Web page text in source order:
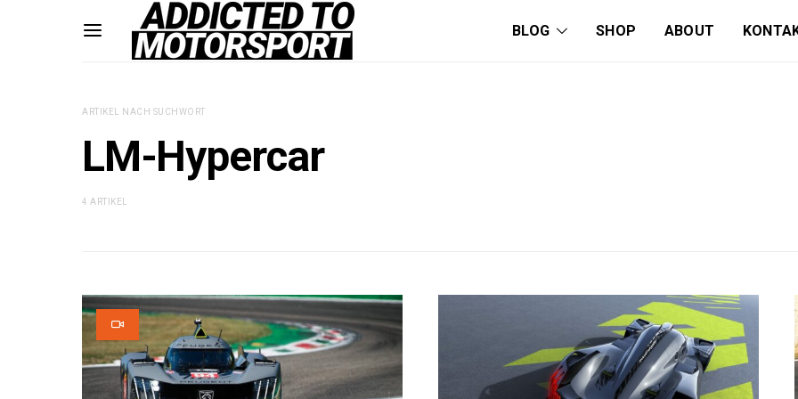
BLOG SHOP ABOUT
ARTIKEL NACH SUCHWORT
LM-Hypercar
4 ARTIKEL